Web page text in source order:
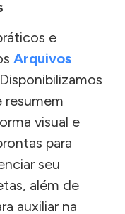
e
Arquivos
visual e
para
seu
além de
auxiliar na